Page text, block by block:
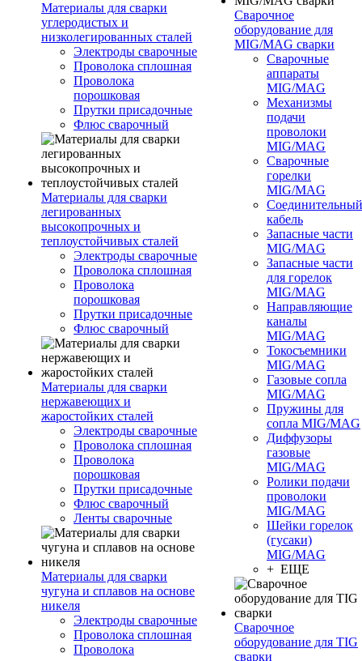
Материалы для сварки
углеродистых и
низколегированных сталей
Электроды сварочные
Проволока сплошная
Проволока
порошковая
Прутки присадочные
Флюс сварочный
Материалы для сварки
легированных
высокопрочных и
теплоустойчивых сталей
Электроды сварочные
Проволока сплошная
Проволока
порошковая
Прутки присадочные
Флюс сварочный
Материалы для сварки
нержавеющих и
жаростойких сталей
Электроды сварочные
Проволока сплошная
Проволока
порошковая
Прутки присадочные
Флюс сварочный
Ленты сварочные
Материалы для сварки
чугуна и сплавов на основе
никеля
Электроды сварочные
Проволока сплошная
Проволока
Сварочное
оборудование для
MIG/MAG сварки
Сварочные
аппараты
MIG/MAG
Механизмы
подачи
проволоки
MIG/MAG
Сварочные
горелки
MIG/MAG
Соединительный
кабель
Запасные части
MIG/MAG
Запасные части
для горелок
MIG/MAG
Направляющие
каналы
MIG/MAG
Токосъемники
MIG/MAG
Газовые сопла
MIG/MAG
Пружины для
сопла MIG/MAG
Диффузоры
газовые
MIG/MAG
Ролики подачи
проволоки
MIG/MAG
Шейки горелок
(гусаки)
MIG/MAG
+ ЕЩЕ
Сварочное
оборудование для TIG
сварки